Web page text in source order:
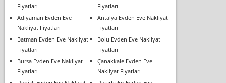
Fiyatları
Fiyatları
Adıyaman Evden Eve
Nakliyat Fiyatları
Antalya Evden Eve Nakliyat
Fiyatları
Batman Evden Eve Nakliyat
Fiyatları
Bolu Evden Eve Nakliyat
Fiyatları
Bursa Evden Eve Nakliyat
Fiyatları
Çanakkale Evden Eve
Nakliyat Fiyatları